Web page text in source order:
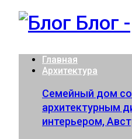
Блог -
Главная
Архитектура
Семейный дом
архитектурным
интерьером,